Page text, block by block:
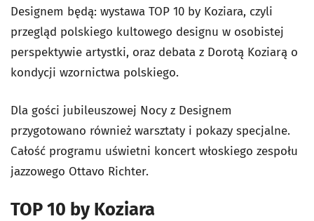
Designem będą: wystawa TOP 10 by Koziara, czyli
przegląd polskiego kultowego designu w osobistej
perspektywie artystki, oraz debata z Dorotą Koziarą o
kondycji wzornictwa polskiego.
Dla gości jubileuszowej Nocy z Designem
przygotowano również warsztaty i pokazy specjalne.
Całość programu uświetni koncert włoskiego zespołu
jazzowego Ottavo Richter.
TOP 10 by Koziara